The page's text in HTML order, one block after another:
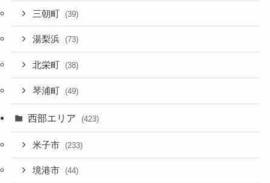
三朝町 (39)
湯梨浜 (73)
北栄町 (38)
琴浦町 (49)
西部エリア (423)
米子市 (233)
境港市 (44)